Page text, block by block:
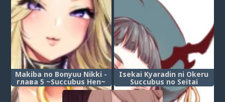
Makiba no Bonyuu Nikki -
глава 5 ~Succubus Hen~
Daily Life of the Dairy
Ranch ~Succubus Edition~
Isekai Kyaradin ni Okeru
Succubus no Seitai